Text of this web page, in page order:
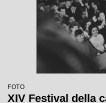
FOTO
XIV Festival della